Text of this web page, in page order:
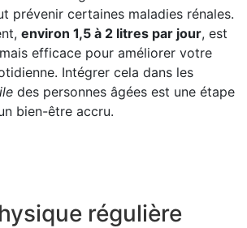
prévenir certaines maladies rénales.
environ 1,5 à 2 litres par jour, est
efficace pour améliorer votre
Intégrer cela dans les
des personnes âgées est une étape
bien-être accru.
régulière